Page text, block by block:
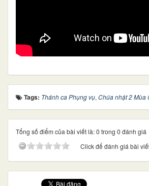
Tags: Thánh ca Phụng vụ, Chúa nhật 2 Mùa
Tổng số điểm của bài viết là: 0 trong 0 đánh giá
Click để đánh giá bài